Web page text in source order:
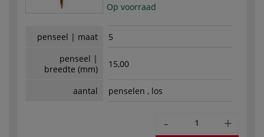
Op voorraad
penseel | maat
5
penseel |
breedte (mm)
15,00
aantal penselen , los
- +